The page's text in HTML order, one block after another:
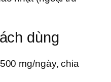
dùng
mg/ngày, chia